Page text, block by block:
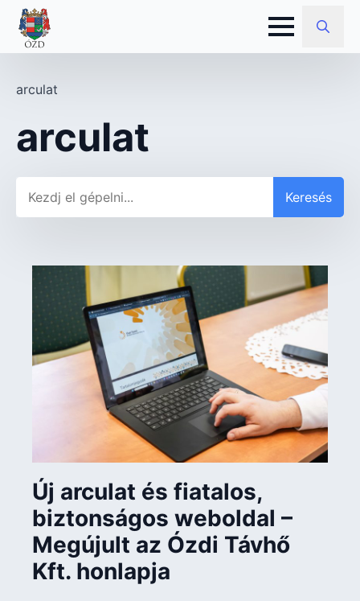
Search
arculat
arculat
Keresés
Új arculat és fiatalos,
biztonságos weboldal –
Megújult az Ózdi Távhő
Kft. honlapja